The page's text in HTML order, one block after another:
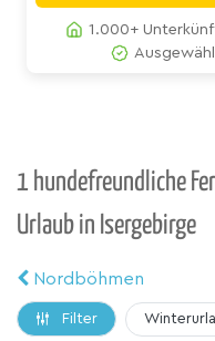
1.000+
1 hundefreundliche
Urlaub in Isergebirge
Nordböhmen
Filter